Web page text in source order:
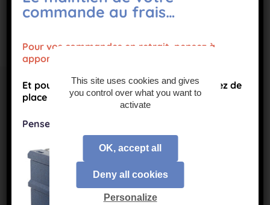
commande au frais…
Pour vos commandes en retrait, pensez à
apporter des sacs isotherm.
Et pour le stockage, si vous n’avez pas assez de
place dans vos frigos,
Pensez à réserver un
This site uses cookies and gives
you control over what you want to
activate
OK, accept all
Deny all cookies
Personalize